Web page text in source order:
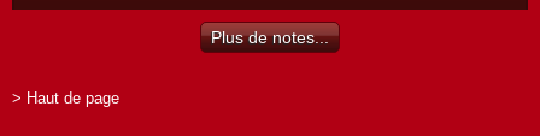
Plus de notes...
> Haut de page